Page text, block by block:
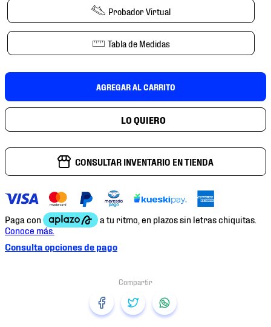
Probador Virtual
Tabla de Medidas
AGREGAR AL CARRITO
CONSULTAR INVENTARIO EN TIENDA
Consulta opciones de pago
10. tenis nike